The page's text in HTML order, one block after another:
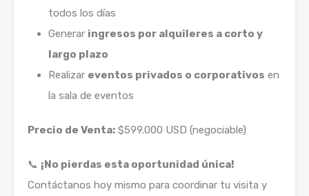
todos los días
Generar ingresos por alquileres a corto y
largo plazo
Realizar eventos privados o corporativos en
la sala de eventos
Precio de Venta: $599.000 USD (negociable)
📞 ¡No pierdas esta oportunidad única!
Contáctanos hoy mismo para coordinar tu visita y